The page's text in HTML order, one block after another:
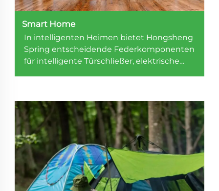
Smart Home
In intelligenten Heimen bietet Hongsheng
Spring entscheidende Federkomponenten
für intelligente Türschließer, elektrische